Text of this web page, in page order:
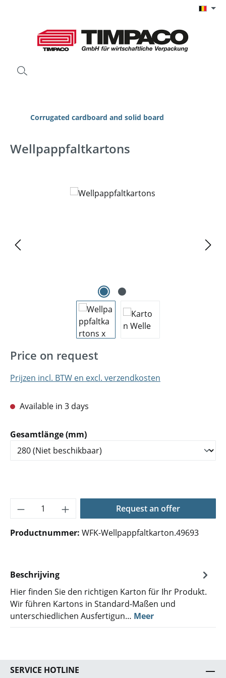
Corrugated cardboard and solid board
Wellpappfaltkartons
Afbeeldingengalerij overslaan
Price on request
Prijzen incl. BTW en excl. verzendkosten
Available in 3 days
Selecteer
Gesamtlänge (mm)
Producthoeveelheid: Voer de gewenste
Request an offer
Productnummer: WFK-Wellpappfaltkarton.49693
Beschrijving
Hier finden Sie den richtigen Karton für Ihr Produkt.
Wir führen Kartons in Standard-Maßen und
unterschiedlichen Ausfertigun… Meer
SERVICE HOTLINE